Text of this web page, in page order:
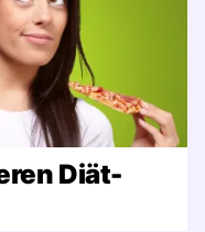
Diät-